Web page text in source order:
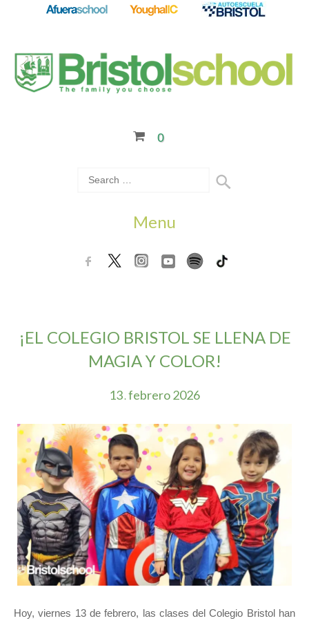
0
Menu
¡EL COLEGIO BRISTOL SE LLENA DE
MAGIA Y COLOR!
13. febrero2026
Hoy, viernes 13 de febrero, las clases del Colegio Bristol han